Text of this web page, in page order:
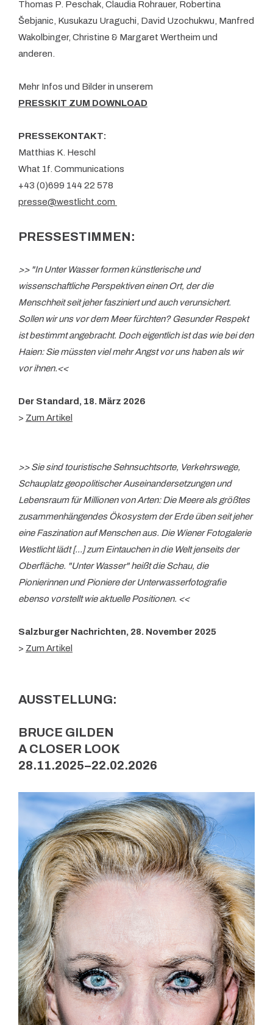
Thomas P. Peschak, Claudia Rohrauer, Robertina
Šebjanic, Kusukazu Uraguchi, David Uzochukwu, Manfred
Wakolbinger, Christine & Margaret Wertheim und
anderen.
Mehr Infos und Bilder in unserem
PRESSKIT ZUM DOWNLOAD
PRESSEKONTAKT:
Matthias K. Heschl
What 1f. Communications
+43 (0)699 144 22 578
presse@westlicht.com
PRESSESTIMMEN:
>> "In Unter Wasser formen künstlerische und
wissenschaftliche Perspektiven einen Ort, der die
Menschheit seit jeher fasziniert und auch verunsichert.
Sollen wir uns vor dem Meer fürchten? Gesunder Respekt
ist bestimmt angebracht. Doch eigentlich ist das wie bei den
Haien: Sie müssten viel mehr Angst vor uns haben als wir
vor ihnen.<<
Der Standard, 18. März 2026
> Zum Artikel
>> Sie sind touristische Sehnsuchtsorte, Verkehrswege,
Schauplatz geopolitischer Auseinandersetzungen und
Lebensraum für Millionen von Arten: Die Meere als größtes
zusammenhängendes Ökosystem der Erde üben seit jeher
eine Faszination auf Menschen aus. Die Wiener Fotogalerie
Westlicht lädt [...] zum Eintauchen in die Welt jenseits der
Oberfläche. "Unter Wasser" heißt die Schau, die
Pionierinnen und Pioniere der Unterwasserfotografie
ebenso vorstellt wie aktuelle Positionen. <<
Salzburger Nachrichten, 28. November 2025
> Zum Artikel
AUSSTELLUNG:
BRUCE GILDEN
A CLOSER LOOK
28.11.2025–22.02.2026